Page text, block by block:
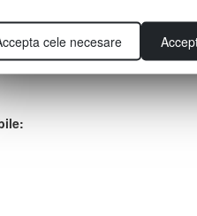
cele necesare